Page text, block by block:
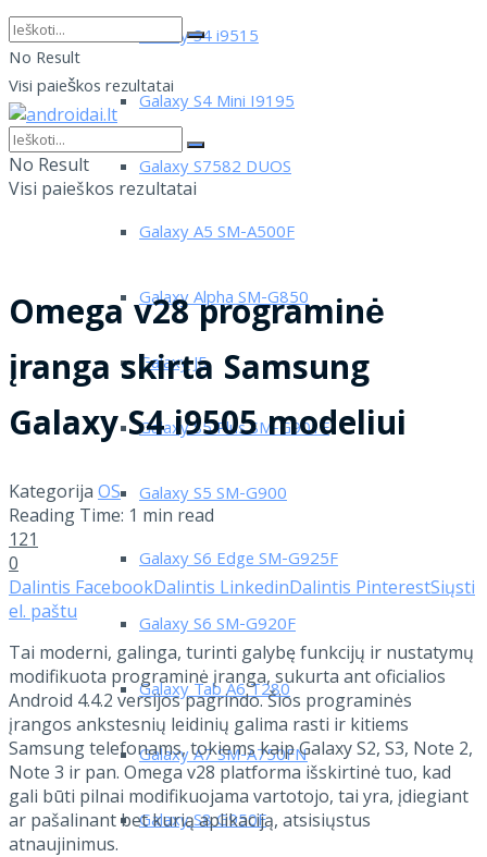
Galaxy S4 i9515
Galaxy S4 Mini I9195
Galaxy S7582 DUOS
Galaxy A5 SM-A500F
Galaxy Alpha SM-G850
Galaxy J5
Galaxy S5 Plus SM-G901F
Galaxy S5 SM-G900
Galaxy S6 Edge SM-G925F
Galaxy S6 SM-G920F
Galaxy Tab A6 T280
Galaxy A7 SM-A750FN
Galaxy S8 G950F
No Result
Visi paieškos rezultatai
No Result
Visi paieškos rezultatai
Omega v28 programinė
įranga skirta Samsung
Galaxy S4 i9505 modeliui
Kategorija OS
Reading Time: 1 min read
121
0
Dalintis FacebookDalintis LinkedinDalintis PinterestSiųsti
el. paštu
Tai moderni, galinga, turinti galybę funkcijų ir nustatymų
modifikuota programinė įranga, sukurta ant oficialios
Android 4.4.2 versijos pagrindo. Šios programinės
įrangos ankstesnių leidinių galima rasti ir kitiems
Samsung telefonams, tokiems kaip Galaxy S2, S3, Note 2,
Note 3 ir pan. Omega v28 platforma išskirtinė tuo, kad
gali būti pilnai modifikuojama vartotojo, tai yra, įdiegiant
ar pašalinant bet kurią aplikaciją, atsisiųstus
atnaujinimus.